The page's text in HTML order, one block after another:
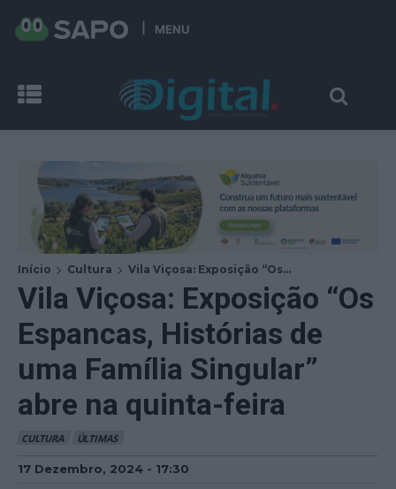
MENU
Início Cultura Vila Viçosa: Exposição “Os...
Vila Viçosa: Exposição “Os
Espancas, Histórias de
uma Família Singular”
abre na quinta-feira
CULTURA ÚLTIMAS
17 Dezembro, 2024 - 17:30